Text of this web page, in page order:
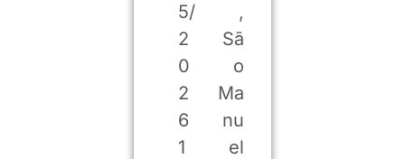
5/
2
0
2
6
1
,
Sã
o
Ma
nu
el